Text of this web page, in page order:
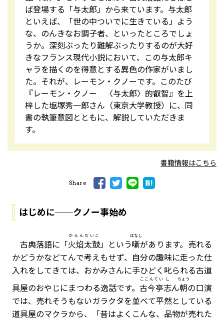
ば登場する「与太郎」から来ています。与太郎
といえば、「世の中ついでに生きている」よう
な、のんきなお調子者、といったところでしょ
うか。深刻ぶったり難解ぶったりするのが大好
きなフランス現代小説において、この与太郎キ
ャラを描くのを得意とする異色の作家がいまし
た。それが、レーモン・クノーです。このたび
『レーモン・クノー 〈与太郎〉的叡智』を上
梓した塩塚秀一郎さん（東京大学教授）に、同
書の執筆意図とともに、解説していただきま
す。
書籍情報はこちら
Share
はじめに──クノー事始め
古典落語に「火焰太鼓
かえんだいこ
」という噺
はなし
があります。売れる
かどうかなどてんで考えもせず、自分の趣味に走った仕
入れをしてきては、おかみさんに手ひどく叱られる古道
具屋のおやじにまつわる逸話です。 古今亭
ここんてい
志
し
ん朝
ちょう
の口演
では、売れそうもないガラクタを並べて平然としている
道具屋のマクラから、「昔はよくこんな、品物が売れた